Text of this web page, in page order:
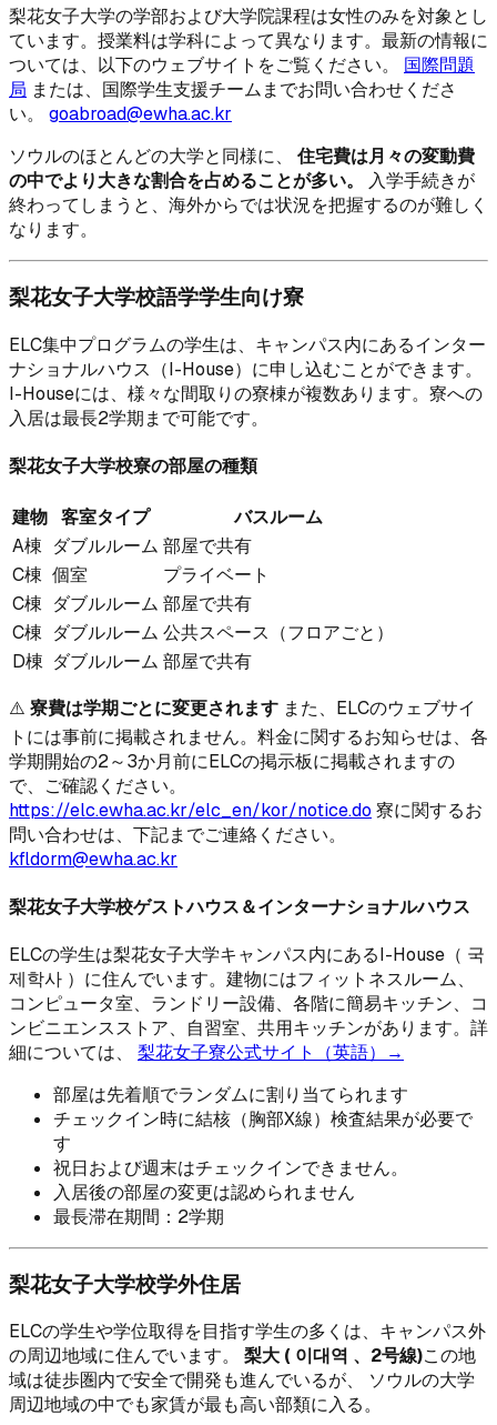
梨花女子大学の学部および大学院課程は女性のみを対象とし
ています。授業料は学科によって異なります。最新の情報に
ついては、以下のウェブサイトをご覧ください。 国際問題
局 または、国際学生支援チームまでお問い合わせくださ
い。 goabroad@ewha.ac.kr
ソウルのほとんどの大学と同様に、 住宅費は月々の変動費
の中でより大きな割合を占めることが多い。
入学手続きが
終わってしまうと、海外からでは状況を把握するのが難しく
なります。
梨花女子大学校語学学生向け寮
ELC集中プログラムの学生は、キャンパス内にあるインター
ナショナルハウス（I-House）に申し込むことができます。
I-Houseには、様々な間取りの寮棟が複数あります。寮への
入居は最長2学期まで可能です。
梨花女子大学校寮の部屋の種類
建物 客室タイプ
バスルーム
A棟 ダブルルーム 部屋で共有
C棟 個室
プライベート
C棟 ダブルルーム 部屋で共有
C棟 ダブルルーム 公共スペース（フロアごと）
D棟 ダブルルーム 部屋で共有
⚠️ 寮費は学期ごとに変更されます また、ELCのウェブサイ
トには事前に掲載されません。料金に関するお知らせは、各
学期開始の2～3か月前にELCの掲示板に掲載されますの
で、ご確認ください。
https://elc.ewha.ac.kr/elc_en/kor/notice.do 寮に関するお
問い合わせは、下記までご連絡ください。
kfldorm@ewha.ac.kr
梨花女子大学校ゲストハウス＆インターナショナルハウス
ELCの学生は梨花女子大学キャンパス内にあるI-House（ 국
제학사 ）に住んでいます。建物にはフィットネスルーム、
コンピュータ室、ランドリー設備、各階に簡易キッチン、コ
ンビニエンスストア、自習室、共用キッチンがあります。詳
細については、 梨花女子寮公式サイト（英語）→
部屋は先着順でランダムに割り当てられます
チェックイン時に結核（胸部X線）検査結果が必要で
す
祝日および週末はチェックインできません。
入居後の部屋の変更は認められません
最長滞在期間：2学期
梨花女子大学校学外住居
ELCの学生や学位取得を目指す学生の多くは、キャンパス外
の周辺地域に住んでいます。 梨大 ( 이대역 、2号線)この地
域は徒歩圏内で安全で開発も進んでいるが、 ソウルの大学
周辺地域の中でも家賃が最も高い部類に入る。